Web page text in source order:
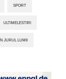
SPORT
ULTIMELESTIRI
JURUL LUMII